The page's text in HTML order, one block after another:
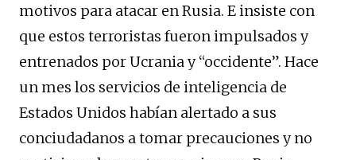
motivos para atacar en Rusia. E insiste con
que estos terroristas fueron impulsados y
entrenados por Ucrania y “occidente”. Hace
un mes los servicios de inteligencia de
Estados Unidos habían alertado a sus
conciudadanos a tomar precauciones y no